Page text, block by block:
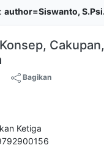
author=Siswanto,
Bagikan
Ketiga